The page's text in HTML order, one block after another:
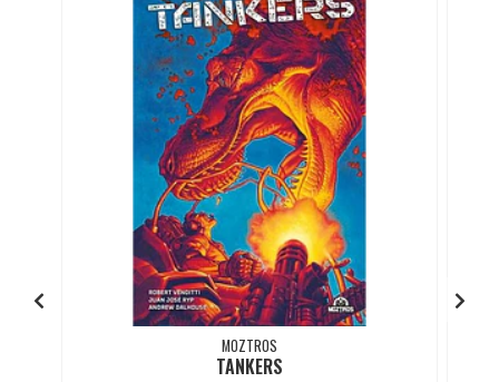
MOZTROS
TANKERS